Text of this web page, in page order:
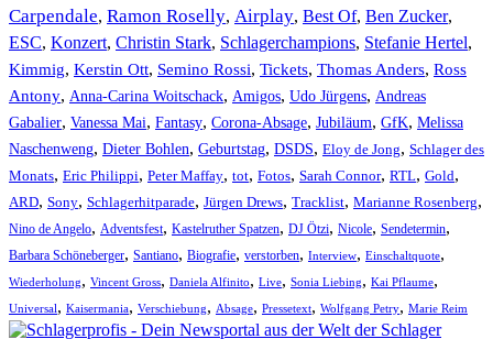
Carpendale, Ramon Roselly, Airplay, Best Of, Ben Zucker,
ESC, Konzert, Christin Stark, Schlagerchampions, Stefanie Hertel,
Kimmig, Kerstin Ott, Semino Rossi, Tickets, Thomas Anders, Ross
Antony, Anna-Carina Woitschack, Amigos, Udo Jürgens, Andreas
Gabalier, Vanessa Mai, Fantasy, Corona-Absage, Jubiläum, GfK, Melissa
Naschenweng, Dieter Bohlen, Geburtstag, DSDS, Eloy de Jong, Schlager des
Monats, Eric Philippi, Peter Maffay, tot, Fotos, Sarah Connor, RTL, Gold,
ARD, Sony, Schlagerhitparade, Jürgen Drews, Tracklist, Marianne Rosenberg,
Nino de Angelo, Adventsfest, Kastelruther Spatzen, DJ Ötzi, Nicole, Sendetermin,
Barbara Schöneberger, Santiano, Biografie, verstorben, Interview, Einschaltquote,
Wiederholung, Vincent Gross, Daniela Alfinito, Live, Sonia Liebing, Kai Pflaume,
Universal, Kaisermania, Verschiebung, Absage, Pressetext, Wolfgang Petry, Marie Reim